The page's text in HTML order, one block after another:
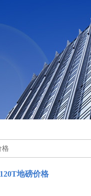
格
地磅价格